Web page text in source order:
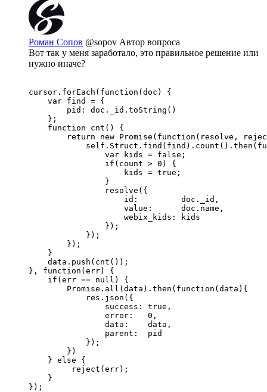
Роман Сопов @sopov Автор вопроса
Вот так у меня заработало, это правильное решение или
нужно иначе?
cursor.forEach(function(doc) {
    var find = {
        pid: doc._id.toString()
    };
    function cnt() {
return new Promise(function(resolve,
                var kids = false;
                if(count > 0) {
                    kids = true;
                }
                resolve({
                    id:         doc._id,
                    value:      doc.name,
                    webix_kids: kids
                });
            });
        });
    }
    data.push(cnt());
}, function(err) {
    if(err == null) {
        Promise.all(data).then(function(data){
            res.json({
                success: true,
                error:   0,
                data:    data,
                parent:  pid
            });
        })
    } else {
         reject(err);
    }
});